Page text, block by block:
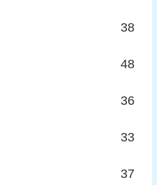
38
48
36
33
37